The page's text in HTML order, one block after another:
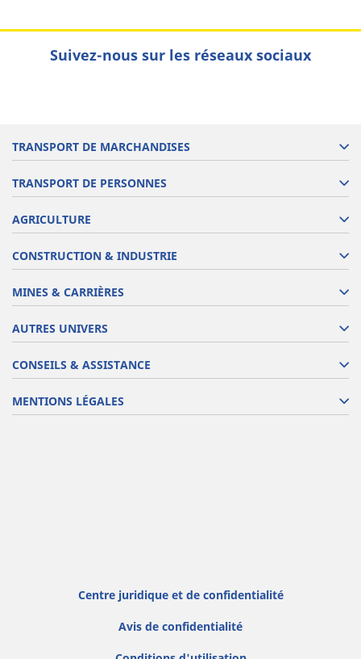
Suivez-nous sur les réseaux sociaux
TRANSPORT DE MARCHANDISES
TRANSPORT DE PERSONNES
AGRICULTURE
CONSTRUCTION & INDUSTRIE
MINES & CARRIÈRES
AUTRES UNIVERS
CONSEILS & ASSISTANCE
MENTIONS LÉGALES
Centre juridique et de confidentialité
Avis de confidentialité